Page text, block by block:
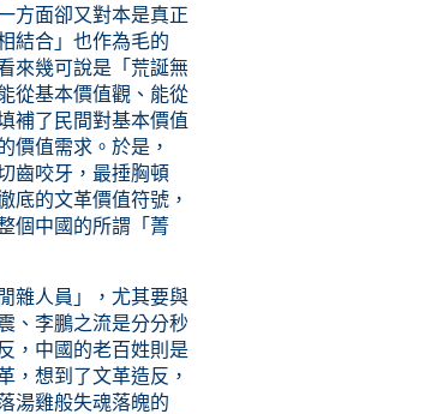
方面卻又對本是真正
結合」也作為毛的
來幾可說是「荒誕無
從基本價值觀、能從
補了民間對基本價值
價值需求。於是，
齒咬牙，最捶胸頓
底的文革價值符號，
個中國的所謂「菁
雜人員」，尤其要與
、李鵬之流是分分秒
，中國的老百姓則是
，想到了文革造反，
湯雞般失魂落魄的